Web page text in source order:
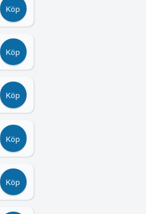
Köp
Köp
Köp
Köp
Köp